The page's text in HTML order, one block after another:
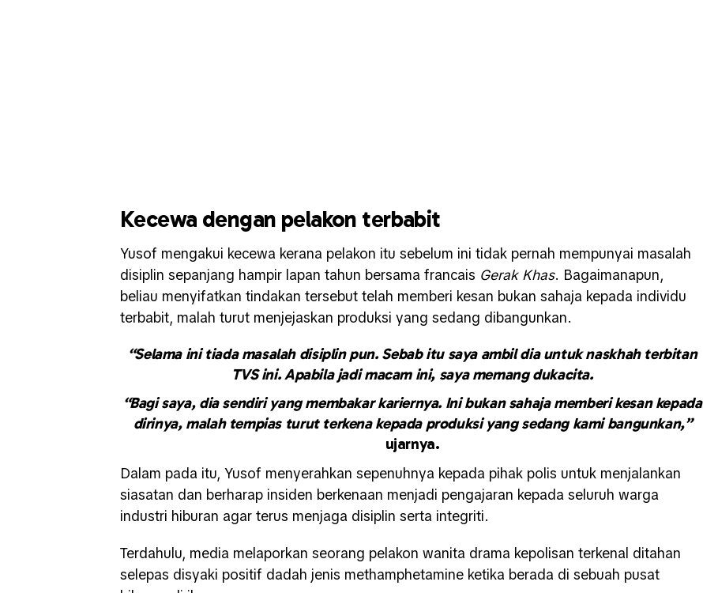
Kecewa dengan pelakon terbabit
Yusof mengakui kecewa kerana pelakon itu sebelum ini tidak pernah mempunyai masalah
disiplin sepanjang hampir lapan tahun bersama francais Gerak Khas. Bagaimanapun,
beliau menyifatkan tindakan tersebut telah memberi kesan bukan sahaja kepada individu
terbabit, malah turut menjejaskan produksi yang sedang dibangunkan.
“Selama ini tiada masalah disiplin pun. Sebab itu saya ambil dia untuk naskhah terbitan
TVS ini. Apabila jadi macam ini, saya memang dukacita.
“Bagi saya, dia sendiri yang membakar kariernya. Ini bukan sahaja memberi kesan kepada
dirinya, malah tempias turut terkena kepada produksi yang sedang kami bangunkan,”
ujarnya.
Dalam pada itu, Yusof menyerahkan sepenuhnya kepada pihak polis untuk menjalankan
siasatan dan berharap insiden berkenaan menjadi pengajaran kepada seluruh warga
industri hiburan agar terus menjaga disiplin serta integriti.
Terdahulu, media melaporkan seorang pelakon wanita drama kepolisan terkenal ditahan
selepas disyaki positif dadah jenis methamphetamine ketika berada di sebuah pusat